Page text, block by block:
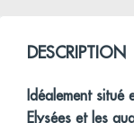
DESCRIPTION
Idéalement
Elysées et les